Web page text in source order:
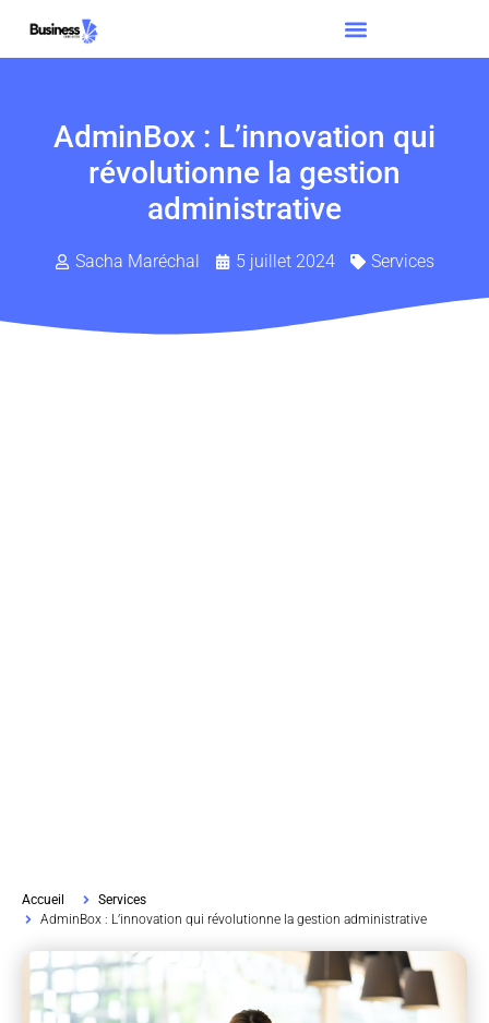
AdminBox : L’innovation qui
révolutionne la gestion
administrative
Sacha Maréchal 5 juillet 2024 Services
Accueil
Services
AdminBox : L’innovation qui révolutionne la gestion administrative